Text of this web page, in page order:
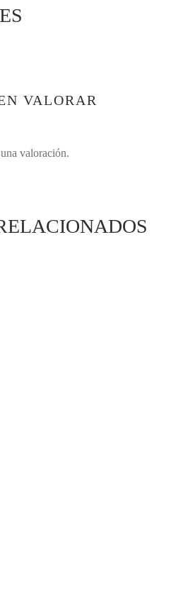
VALORAR
valoración.